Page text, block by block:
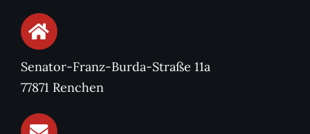
Senator-Franz-Burda-Straße 11a
77871 Renchen